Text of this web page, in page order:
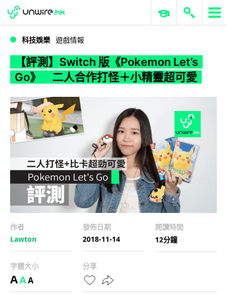
WWDC 2026 ERP 與商業 AI
科技娛樂 遊戲情報
【評測】Switch 版《Pokemon Let’s
Go》 二人合作打怪＋小精靈超可愛
作者
Lawton
發佈日期
2018-11-14
閱讀時間
12分鐘
字體大小
AAA
分享